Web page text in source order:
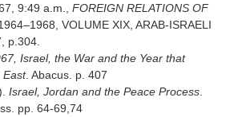
9:49 a.m., FOREIGN RELATIONS OF
VOLUME XIX, ARAB-ISRAELI
p.304.
Israel, the War and the Year that
East. Abacus. p. 407
Israel, Jordan and the Peace Process
pp. 64-69,74